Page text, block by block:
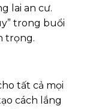
lai an cư.
trong buổi
trọng.
tất cả mọi
cách lắng